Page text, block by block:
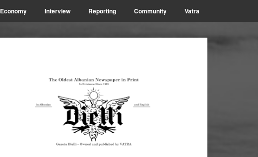
Economy Interview Reporting Community Vatra